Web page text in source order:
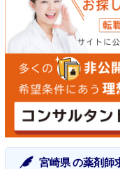
宮崎県 の薬剤師